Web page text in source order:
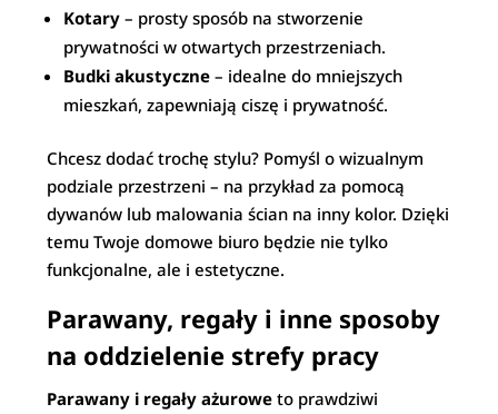
Kotary – prosty sposób na stworzenie
prywatności w otwartych przestrzeniach.
Budki akustyczne – idealne do mniejszych
mieszkań, zapewniają ciszę i prywatność.
Chcesz dodać trochę stylu? Pomyśl o wizualnym
podziale przestrzeni – na przykład za pomocą
dywanów lub malowania ścian na inny kolor. Dzięki
temu Twoje domowe biuro będzie nie tylko
funkcjonalne, ale i estetyczne.
Parawany, regały i inne sposoby
na oddzielenie strefy pracy
Parawany i regały ażurowe to prawdziwi